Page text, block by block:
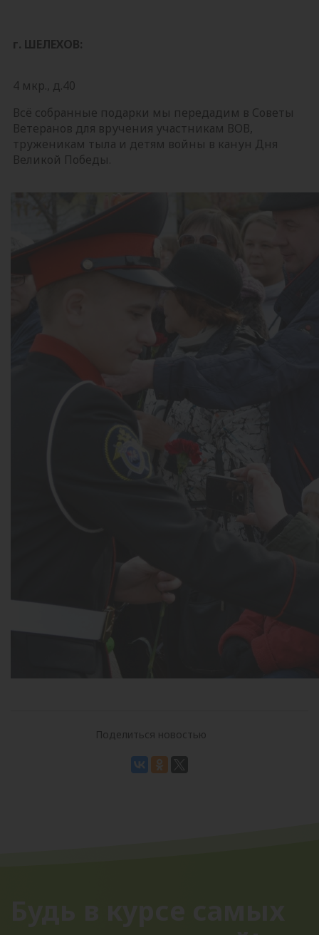
г. ШЕЛЕХОВ:
4 мкр., д.40
Всё собранные подарки мы передадим в Советы
Ветеранов для вручения участникам ВОВ,
труженикам тыла и детям войны в канун Дня
Великой Победы.
Поделиться новостью